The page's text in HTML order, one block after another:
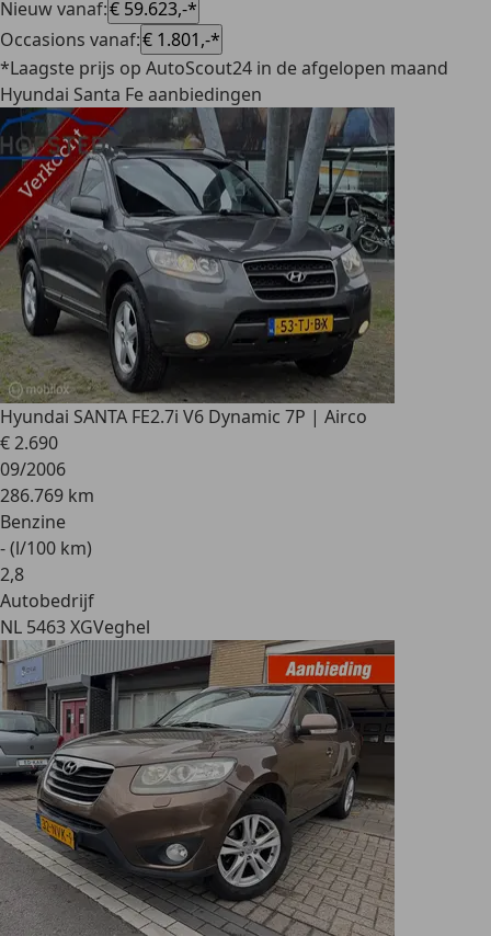
Nieuw vanaf:€ 59.623,-*
Occasions vanaf:€ 1.801,-*
*Laagste prijs op AutoScout24 in de afgelopen maand
Hyundai Santa Fe aanbiedingen
Hyundai SANTA FE2.7i V6 Dynamic 7P | Airco
€ 2.690
09/2006
286.769 km
Benzine
- (l/100 km)
2,8
Autobedrijf
NL 5463 XGVeghel